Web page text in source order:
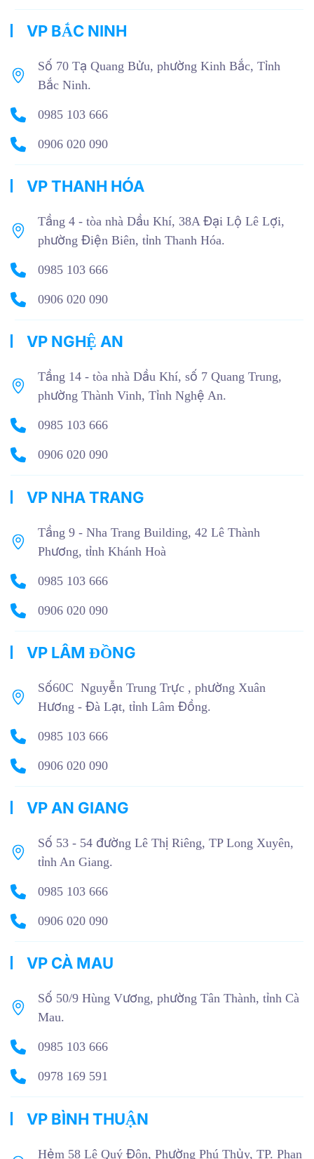
VP BẮC NINH
Số 70 Tạ Quang Bửu, phường Kinh Bắc, Tỉnh
Bắc Ninh.
0985 103 666
0906 020 090
VP THANH HÓA
Tầng 4 - tòa nhà Dầu Khí, 38A Đại Lộ Lê Lợi,
phường Điện Biên, tỉnh Thanh Hóa.
0985 103 666
0906 020 090
VP NGHỆ AN
Tầng 14 - tòa nhà Dầu Khí, số 7 Quang Trung,
phường Thành Vinh, Tỉnh Nghệ An.
0985 103 666
0906 020 090
VP NHA TRANG
Tầng 9 - Nha Trang Building, 42 Lê Thành
Phương, tỉnh Khánh Hoà
0985 103 666
0906 020 090
VP LÂM ĐỒNG
Số60C Nguyễn Trung Trực , phường Xuân
Hương - Đà Lạt, tỉnh Lâm Đồng.
0985 103 666
0906 020 090
VP AN GIANG
Số 53 - 54 đường Lê Thị Riêng, TP Long Xuyên,
tỉnh An Giang.
0985 103 666
0906 020 090
VP CÀ MAU
Số 50/9 Hùng Vương, phường Tân Thành, tỉnh Cà
Mau.
0985 103 666
0978 169 591
VP BÌNH THUẬN
Hẻm 58 Lê Quý Đôn, Phường Phú Thủy, TP. Phan